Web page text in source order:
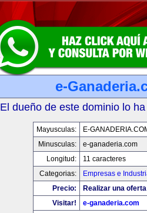
e-
El dueño de este dominio lo
Mayusculas:
E-
Minusculas:
e-ganaderia.com
Longitud:
11 caracteres
Categorias:
Empresas e
Precio:
Realizar una
Visitar!
e-ganaderia.com